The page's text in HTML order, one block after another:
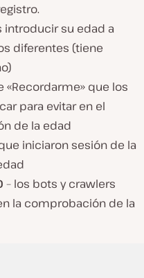
introducir su edad a
diferentes (tiene
«Recordarme» que los
para evitar en el
de la edad
iniciaron sesión de la
– los bots y crawlers
la comprobación de la